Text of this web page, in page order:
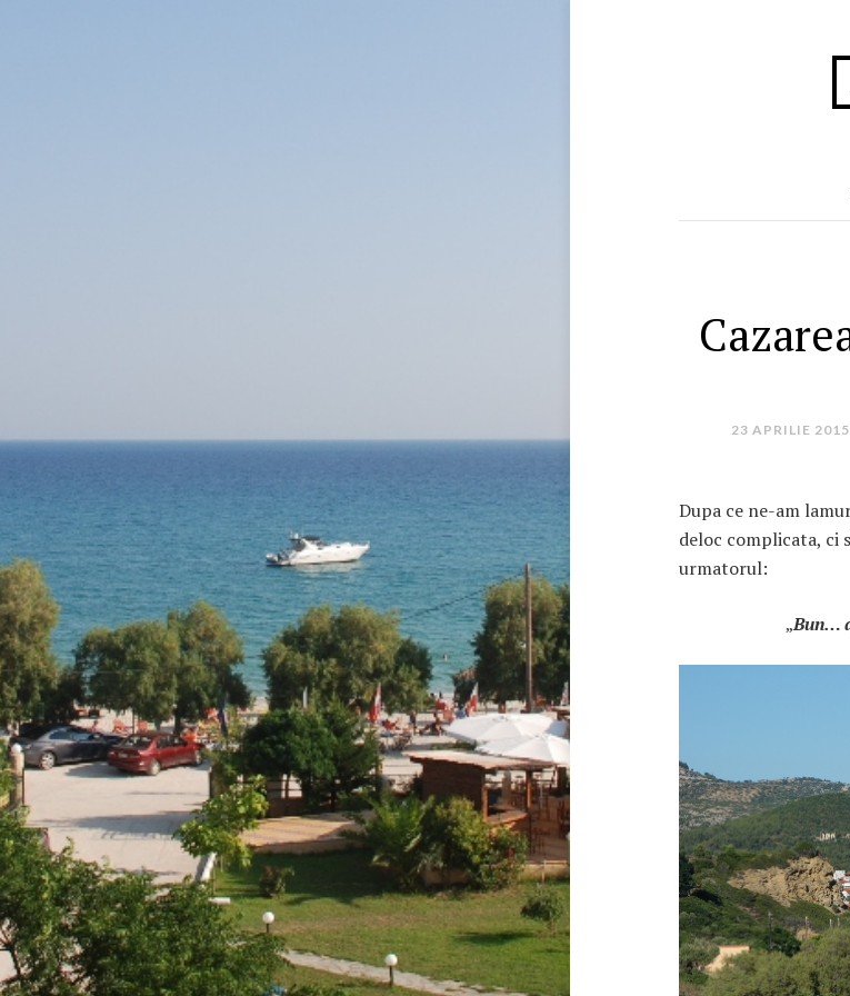
23 APRILIE 2015
Dupa ce ne-am
deloc complicata, ci
urmatorul:
„Bun…